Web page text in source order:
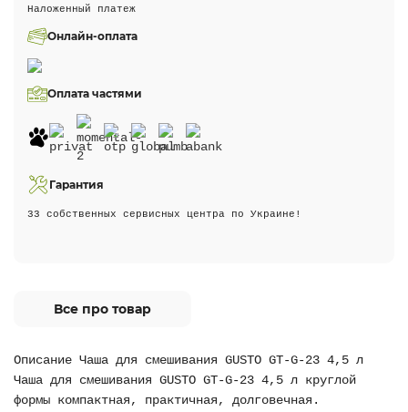
Наложенный платеж
Онлайн-оплата
Оплата частями
Гарантия
33 собственных сервисных центра по Украине!
Все про товар
Описание Чаша для смешивания GUSTO GT-G-23 4,5 л
Чаша для смешивания GUSTO GT-G-23 4,5 л круглой
формы компактная, практичная, долговечная.